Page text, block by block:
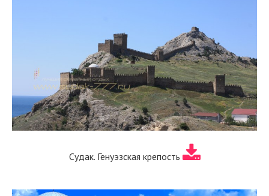
Судак. Генуэзская крепость